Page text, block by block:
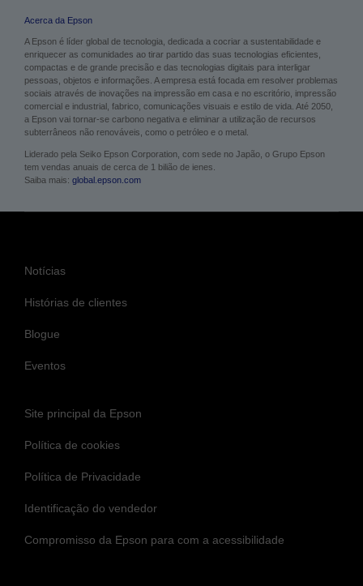
Acerca da Epson
A Epson é líder global de tecnologia, dedicada a cocriar a sustentabilidade e
enriquecer as comunidades ao tirar partido das suas tecnologias eficientes,
compactas e de grande precisão e das tecnologias digitais para interligar
pessoas, objetos e informações. A empresa está focada em resolver problemas
sociais através de inovações na impressão em casa e no escritório, impressão
comercial e industrial, fabrico, comunicações visuais e estilo de vida. Até 2050,
a Epson vai tornar-se carbono negativa e eliminar a utilização de recursos
subterrâneos não renováveis, como o petróleo e o metal.
Liderado pela Seiko Epson Corporation, com sede no Japão, o Grupo Epson
tem vendas anuais de cerca de 1 bilião de ienes.
Saiba mais: global.epson.com
Notícias
Histórias de clientes
Blogue
Eventos
Site principal da Epson
Política de cookies
Política de Privacidade
Identificação do vendedor
Compromisso da Epson para com a acessibilidade